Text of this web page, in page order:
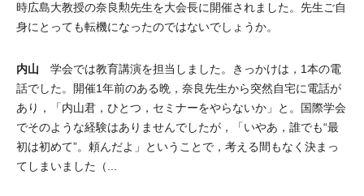
時広島大教授の奈良勲先生を大会長に開催されました。先生ご自
身にとっても転機になったのではないでしょうか。
内山 学会では教育講演を担当しました。きっかけは，1本の電
話でした。開催1年前のある晩，奈良先生から突然自宅に電話が
あり，「内山君，ひとつ，セミナーをやらないか」と。国際学会
でそのような経験はありませんでしたが，「いやあ，誰でも“最
初は初めて”。頼んだよ」ということで，考える間もなく決まっ
てしまいました（...